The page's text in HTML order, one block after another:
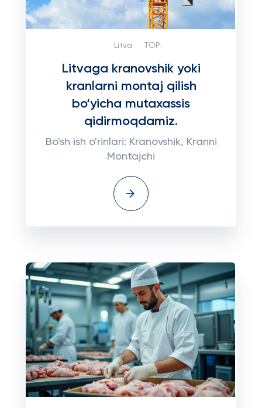
Litva TOP:
Litvaga kranovshik yoki
kranlarni montaj qilish
bo‘yicha mutaxassis
qidirmoqdamiz.
Bo'sh ish o'rinlari: Kranovshik, Kranni
Montajchi